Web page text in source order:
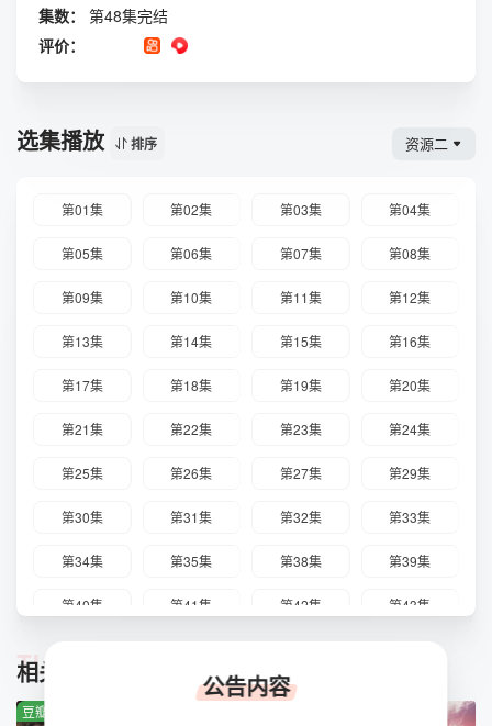
集数：
第48集完结
评价：
选集播放 排序 资源二
第01集 第02集 第03集 第04集
第05集 第06集 第07集 第08集
第09集 第10集 第11集 第12集
第13集 第14集 第15集 第16集
第17集 第18集 第19集 第20集
第21集 第22集 第23集 第24集
第25集 第26集 第27集 第29集
第30集 第31集 第32集 第33集
第34集 第35集 第38集 第39集
第40集 第41集 第42集 第43集
相关推荐
TUIJIAN
豆瓣:6.0分
公告内容